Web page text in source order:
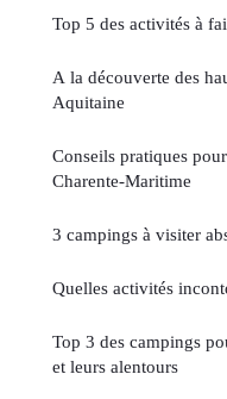
Top 5 des activités à
A la découverte des
Aquitaine
Conseils pratiques
Charente-Maritime
3 campings à visiter
Quelles activités
Top 3 des campings
et leurs alentours